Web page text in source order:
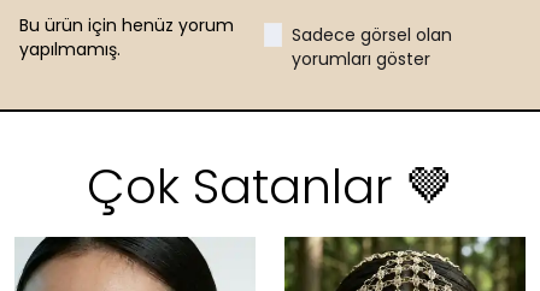
Bu ürün için henüz yorum
yapılmamış.
Sadece görsel olan
yorumları göster
Çok Satanlar 🤎